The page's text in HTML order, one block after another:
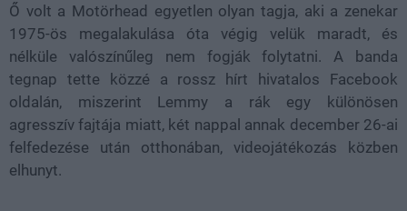
Ő volt a Motörhead egyetlen olyan tagja, aki a zenekar
1975-ös megalakulása óta végig velük maradt, és
nélküle valószínűleg nem fogják folytatni. A banda
tegnap tette közzé a rossz hírt hivatalos Facebook
oldalán, miszerint Lemmy a rák egy különösen
agresszív fajtája miatt, két nappal annak december 26-ai
felfedezése után otthonában, videojátékozás közben
elhunyt.